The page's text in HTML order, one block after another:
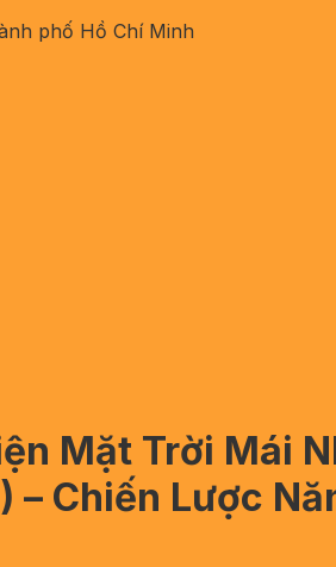
phố Hồ Chí Minh
Mặt Trời Mái
– Chiến Lược